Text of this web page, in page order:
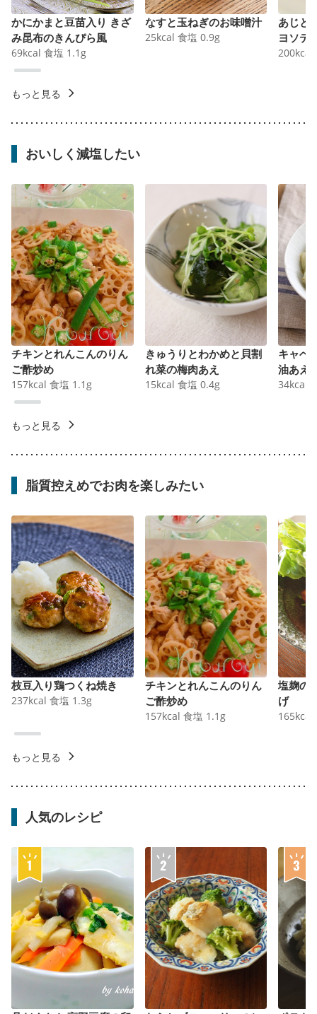
かにかまと豆苗入り きざ
み昆布のきんぴら風
69kcal 食塩 1.1 g
なすと玉ねぎのお味噌汁
25kcal 食塩 0.9g
あじと
ヨソテ
200kcal
もっと見る
おいしく減塩したい
チキンとれんこんのりん
ご酢炒め
157kcal 食塩 1.1 g
きゅうりとわかめと貝割
れ菜の梅肉あえ
15kcal 食塩 0.4g
キャベ
油あえ
34kcal
もっと見る
脂質控えめでお肉を楽しみたい
枝豆入り鶏つくね焼き
237kcal 食塩 1.3g
チキンとれんこんのりん
ご酢炒め
157kcal 食塩 1.1 g
塩麹の
げ
165kcal
もっと見る
人気のレシピ